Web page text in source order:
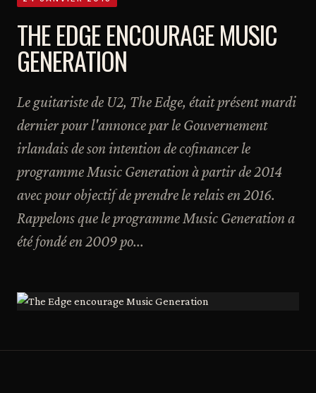
THE EDGE ENCOURAGE MUSIC
GENERATION
Le guitariste de U2, The Edge, était présent mardi
dernier pour l'annonce par le Gouvernement
irlandais de son intention de cofinancer le
programme Music Generation à partir de 2014
avec pour objectif de prendre le relais en 2016.
Rappelons que le programme Music Generation a
été fondé en 2009 po...